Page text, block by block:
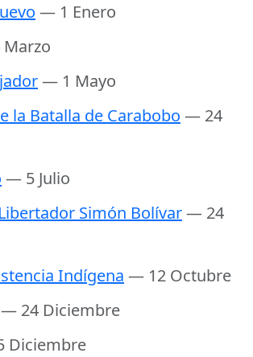
— 1 Enero
— 1 Mayo
la Batalla de Carabobo — 24
— 5 Julio
Simón Bolívar— 24
Indígena — 12 Octubre
— 24 Diciembre
Diciembre